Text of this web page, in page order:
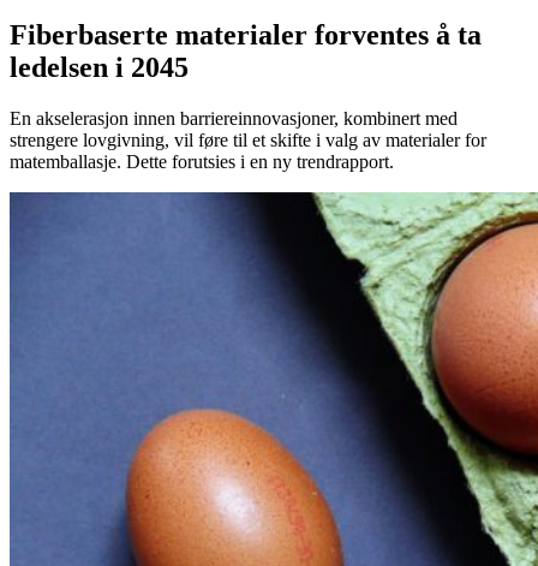
Fiberbaserte materialer forventes å ta
ledelsen i 2045
En akselerasjon innen barriereinnovasjoner, kombinert med
strengere lovgivning, vil føre til et skifte i valg av materialer for
matemballasje. Dette forutsies i en ny trendrapport.